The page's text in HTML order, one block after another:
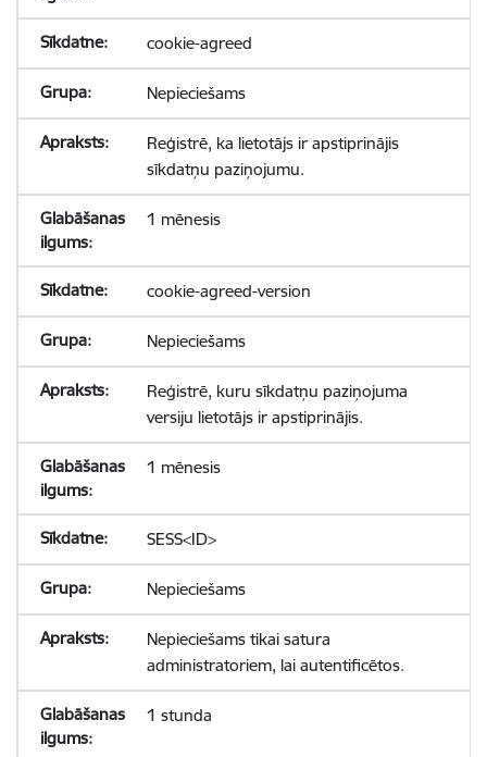
cookie-agreed
Nepieciešams
Reģistrē, ka lietotājs ir apstiprinājis
sīkdatņu paziņojumu.
1 mēnesis
cookie-agreed-version
Nepieciešams
Reģistrē, kuru sīkdatņu paziņojuma
versiju lietotājs ir apstiprinājis.
1 mēnesis
SESS<ID>
Nepieciešams
Nepieciešams tikai satura
administratoriem, lai autentificētos.
1 stunda